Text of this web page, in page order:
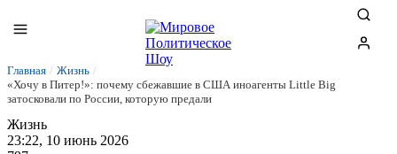
Главная / Жизнь /
«Хочу в Питер!»: почему сбежавшие в США иноагенты Little Big
затосковали по России, которую предали
Жизнь
23:22, 10 июнь 2026